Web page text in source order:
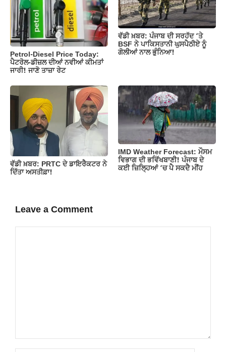
Petrol-Diesel Price Today:
ਪੈਟਰੋਲ-ਡੀਜ਼ਲ ਦੀਆਂ ਨਵੀਆਂ ਕੀਮਤਾਂ
ਜਾਰੀ! ਜਾਣੋ ਤਾਜ਼ਾ ਰੇਟ
ਵੱਡੀ ਖ਼ਬਰ: ਪੰਜਾਬ ਦੀ ਸਰਹੱਦ ‘ਤੇ
BSF ਨੇ ਪਾਕਿਸਤਾਨੀ ਘੁਸਪੈਠੀਏ ਨੂੰ
ਗੋਲੀਆਂ ਨਾਲ ਭੁੰਨਿਆ!
ਵੱਡੀ ਖ਼ਬਰ: PRTC ਦੇ ਡਾਇਰੈਕਟਰ ਨੇ
ਦਿੱਤਾ ਅਸਤੀਫ਼ਾ!
IMD Weather Forecast: ਮੌਸਮ
ਵਿਭਾਗ ਦੀ ਭਵਿੱਖਬਾਣੀ! ਪੰਜਾਬ ਦੇ
ਕਈ ਜ਼ਿਲ੍ਹਿਆਂ ‘ਚ ਪੈ ਸਕਦੈ ਮੀਂਹ
Leave a Comment